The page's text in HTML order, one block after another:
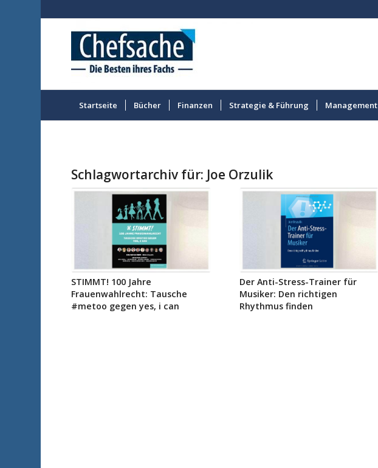
Startseite Bücher Finanzen Strategie & Führung Management
Schlagwortarchiv für: Joe Orzulik
STIMMT! 100 Jahre
Frauenwahlrecht: Tausche
#metoo gegen yes, i can
Der Anti-Stress-Trainer für
Musiker: Den richtigen
Rhythmus finden